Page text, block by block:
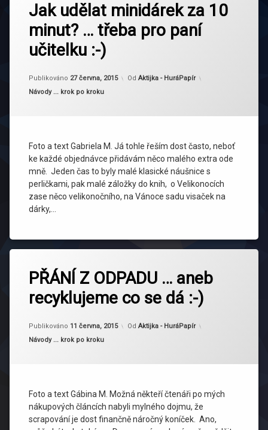
Jak udělat minidárek za 10
minut? … třeba pro paní
učitelku :-)
Publikováno 27 června, 2015
Aktualizováno 27 června, 2015
Od Aktijka - HuráPapír
Kategorie:
Návody ... krok po kroku
Foto a text Gabriela M. Já tohle řeším dost často, neboť
ke každé objednávce přidávám něco malého extra ode
mně. Jeden čas to byly malé klasické náušnice s
perličkami, pak malé záložky do knih, o Velikonocích
zase něco velikonočního, na Vánoce sadu visaček na
dárky,…
dárek
PŘÁNÍ Z ODPADU … aneb
recyklujeme co se dá :-)
Publikováno 11 června, 2015
Aktualizováno 12 června, 2015
Od Aktijka - HuráPapír
Kategorie:
Návody ... krok po kroku
Foto a text Gábina M. Možná někteří čtenáři po mých
nákupových článcích nabyli mylného dojmu, že
scrapování je dost finančně náročný koníček. Ano,
přání